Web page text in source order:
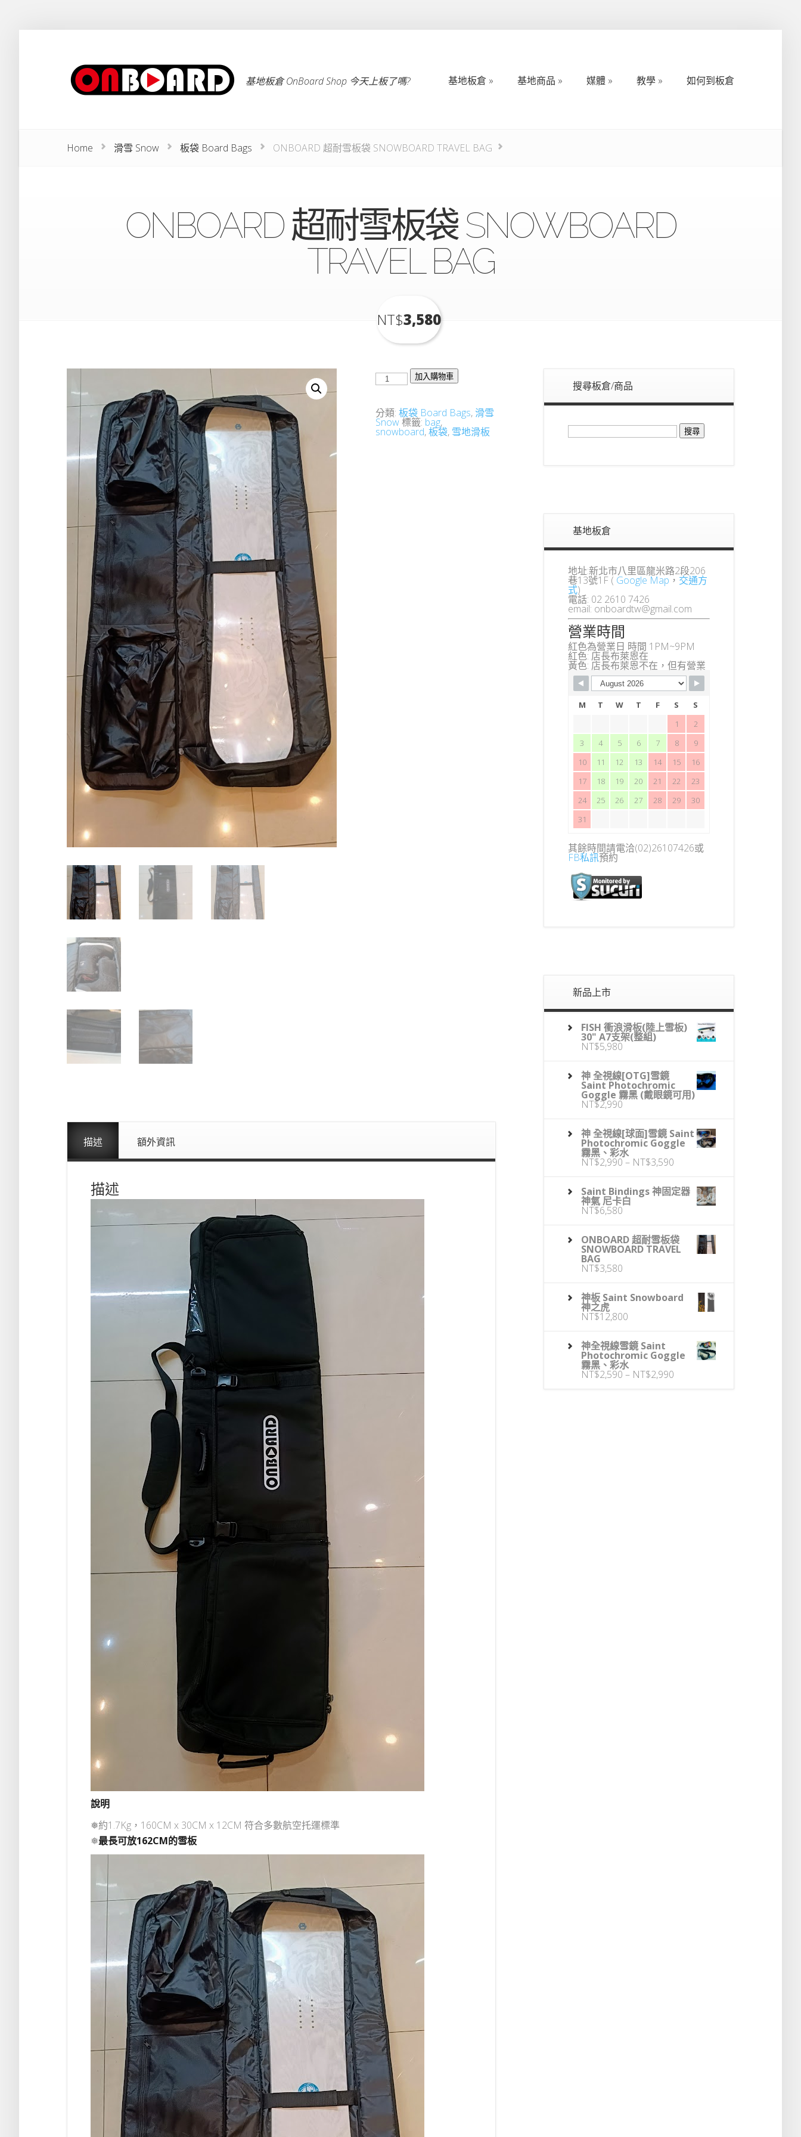
基地板倉 OnBoard Shop 今天上板了嗎?
基地板倉
基地商品
媒體
教學
如何到板倉
Home 滑雪 Snow 板袋 Board Bags ONBOARD 超耐雪板袋 SNOWBOARD TRAVEL BAG
ONBOARD 超耐雪板袋 SNOWBOARD
TRAVEL BAG
NT$3,580
ONBOARD
超
板
袋
SNOWBOARD
TRAVEL
加入購物車
分類: 板袋 Board Bags, 滑雪
Snow標籤: bag,
snowboard,板袋, 雪地滑板
描述 額外資訊
描述
說明
❅約1.7Kg，160CM x 30CM x 12CM 符合多數航空托運標準
❅最長可放162CM的雪板
搜尋板倉/商品
搜
尋
基地板倉
地址:新北市八里區龍米路2段206
巷13號1F ( Google Map ， 交通方
式)
電話: 02 2610 7426
email: onboardtw@gmail.com
營業時間
紅色為營業日 時間 1PM~9PM
紅色: 店長布萊恩在
黃色: 店長布萊恩不在，但有營業
M T W T F S
S
1
2
3
4 5 6 7 8
9
10
11 12 13 14 15
16
17
18 19 20 21 22
23
24
25 26 27 28 29
30
31
其餘時間請電洽(02)26107426或
FB私訊預約
新品上市
FISH 衝浪滑板(陸上雪板)
30" A7支架(整組)
NT$5,980
神 全視線[OTG]雪鏡
Saint Photochromic
Goggle 霧黑 (戴眼鏡可用)
NT$2,990
神 全視線[球面]雪鏡 Saint
Photochromic Goggle
霧黑、彩水
NT$2,990 – NT$3,590
圍：
NT$2,990
Saint Bindings 神固定器
神氣 尼卡白
NT$6,580
ONBOARD 超耐雪板袋
SNOWBOARD TRAVEL
BAG
NT$3,580
神板 Saint Snowboard
神之虎
NT$12,800
神全視線雪鏡 Saint
Photochromic Goggle
霧黑、彩水
NT$2,590 – NT$2,990